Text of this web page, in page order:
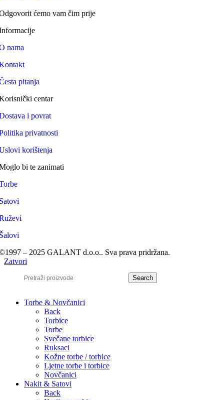
ćemo vam čim prije
nama
pitanja
centar
i povrat
privatnosti
korištenja
bi te zanimati
– 2025 GALANT d.o.o.. Sva prava pridržana.
Zatvori
Search
Torbe & Novčanici
Back
Torbice
Torbe
Svečane torbice
Ruksaci
Kožne torbe / torbice
Ljetne torbe i torbice
Novčanici
Nakit & Satovi
Back